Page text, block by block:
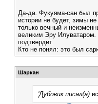
Да-да. Фукуяма-сан был
истории не будет, зимы
только вечный и
великим Эру
подтвердит.
Кто не понял: это был
Шаркан
'Дубовик писал(а):